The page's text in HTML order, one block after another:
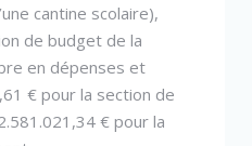
cantine scolaire),
de budget de la
en dépenses et
€ pour la section de
€ pour la